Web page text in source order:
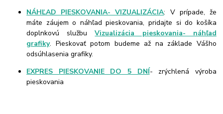
NÁHĽAD PIESKOVANIA- VIZUALIZÁCIA: V prípade, že
máte záujem o náhľad pieskovania, pridajte si do košíka
doplnkovú službuVizualizácia pieskovania- náhľad
grafiky. Pieskovať potom budeme až na základe Vášho
odsúhlasenia grafiky.
EXPRES PIESKOVANIE DO 5 DNÍ- zrýchlená výroba
pieskovania